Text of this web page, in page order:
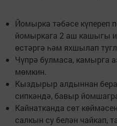
Йомырка тәбәсе күпереп
йомыркага 2 аш кашыгы
өстәргә һәм яхшылап
Чүпрә булмаса, камырга
мөмкин.
Кыздырыр алдыннан
сипкәндә, бавыр
Кайнатканда сөт
салкын су белән чайкап,